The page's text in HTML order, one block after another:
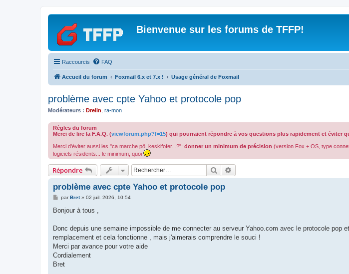
Bienvenue sur les forums de TFFP!
Raccourcis FAQ
Accueil du forum Foxmail 6.x et 7.x ! Usage général de Foxmail
problème avec cpte Yahoo et protocole pop
Modérateurs : Drelin ra-mon
Règles du forum
Merci de lire la F.A.Q. (viewforum.php?f=15) qui pourraient répondre à vos questions plus rapidement et éviter
Merci d'éviter aussi les "ca marche pô, keskifofer...?": donner un minimum de précision (version Fox + OS, type
logiciels résidents... le minimum, quoi
Répondre Rechercher
problème avec cpte Yahoo et protocole pop
M
s
g
parBret» 02 juil. 2026, 10:54
Bonjour à tous ,
Donc depuis une semaine impossible de me connecter au serveur Yahoo.com avec le protocole pop
remplacement et cela fonctionne , mais j'aimerais comprendre le souci !
Merci par avance pour votre aide
Cordialement
Bret